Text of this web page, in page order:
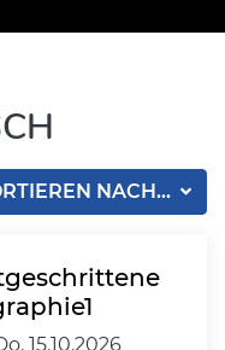
NACH...
15.10.2026